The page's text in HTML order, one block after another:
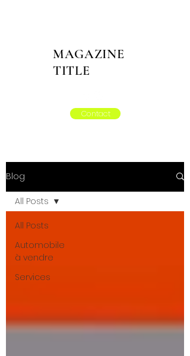
MAGAZINE
TITLE
Contact
Blog
All Posts
Automobile
à vendre
Services
All Posts